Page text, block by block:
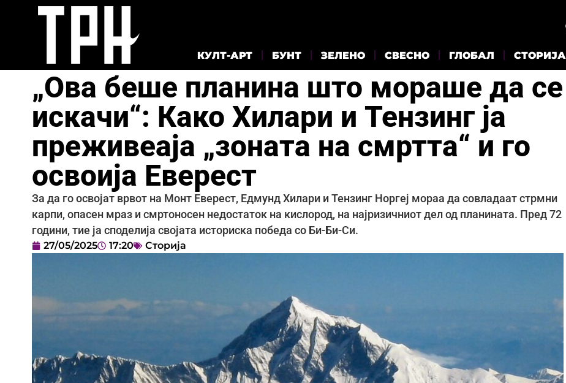
КУЛТ-АРТ БУНТ ЗЕЛЕНО СВЕСНО ГЛОБАЛ СТОРИЈА
„Ова беше планина што мораше да се
искачи“: Како Хилари и Тензинг ја
преживеаја „зоната на смртта“ и го
освоија Еверест
За да го освојат врвот на Монт Еверест, Едмунд Хилари и Тензинг Норгеј мораа да совладаат стрмни
карпи, опасен мраз и смртоносен недостаток на кислород, на најризичниот дел од планината. Пред 72
години, тие ја споделија својата историска победа со Би-Би-Си.
27/05/2025 17:20 Сторија